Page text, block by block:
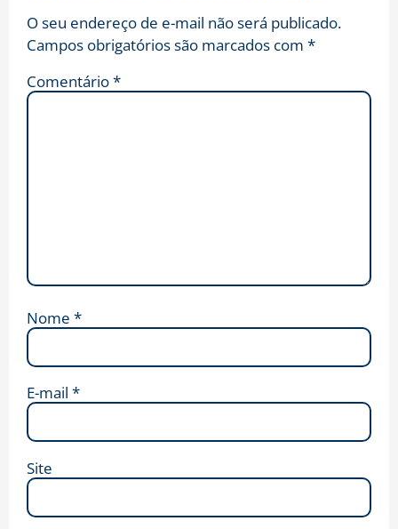
O seu endereço de e-mail não será publicado.
Campos obrigatórios são marcados com *
Comentário*
Nome *
E-mail *
Site